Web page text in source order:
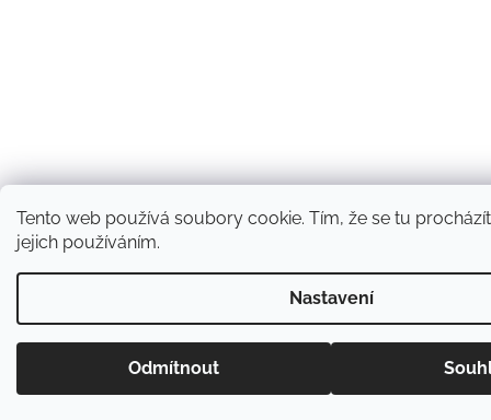
Tento web používá soubory cookie. Tím, že se tu
jejich používáním.
Nastavení
Odmítnout